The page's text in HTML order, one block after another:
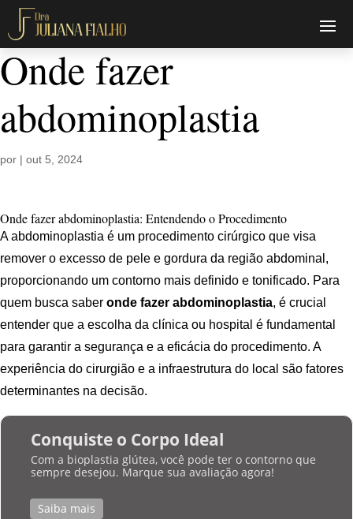
Onde fazer
abdominoplastia
por | out 5, 2024
Onde fazer abdominoplastia: Entendendo o Procedimento
A abdominoplastia é um procedimento cirúrgico que visa
remover o excesso de pele e gordura da região abdominal,
proporcionando um contorno mais definido e tonificado. Para
quem busca saber onde fazer abdominoplastia, é crucial
entender que a escolha da clínica ou hospital é fundamental
para garantir a segurança e a eficácia do procedimento. A
experiência do cirurgião e a infraestrutura do local são fatores
determinantes na decisão.
Conquiste o Corpo Ideal
Com a bioplastia glútea, você pode ter o contorno que
sempre desejou. Marque sua avaliação agora!
Saiba mais